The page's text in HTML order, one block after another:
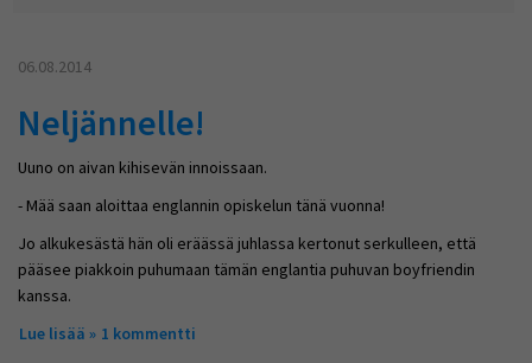
06.08.2014
Neljännelle!
Uuno on aivan kihisevän innoissaan.
- Mää saan aloittaa englannin opiskelun tänä vuonna!
Jo alkukesästä hän oli eräässä juhlassa kertonut serkulleen, että
pääsee piakkoin puhumaan tämän englantia puhuvan boyfriendin
kanssa.
Lue lisää about Neljännelle!
1 kommentti